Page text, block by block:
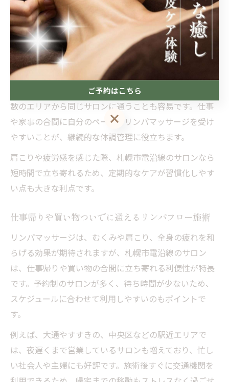
札幌市電沿線でリンパマッサージ通いが快適な理由
札幌市電沿線は、都心部から住宅地まで幅広くカバーし
ているため、通勤や買い物のついでに立ち寄りやすい立
地が魅力です。駅近サロンが多く、天候が悪い日でもア
クセスしやすい点が、忙しい方や高齢者にも好評です。
さらに、札幌市電は市内中心部を循環しているため、複
数のエリアから同じサロンに通うことも容易です。仕事
や家事の合間に自分のペースでリンパマッサージを受け
やすいことが、継続的な体調管理に役立ちます。
肩こりや疲労感を感じた際、札幌市電沿線のサロンなら
短時間で立ち寄れるため、定期的なケアが習慣化しやす
い点も大きな利点です。
仕事帰りや買い物ついでに通えるリンパフロー施術
リンパマッサージは、むくみや肩こり、全身の疲れを和
らげる効果が期待されますが、札幌市電沿線のサロン
は、仕事帰りや買い物の合間に立ち寄れる利便性が特長
です。予約制のサロンが多く、待ち時間が少ないため、
スケジュールに合わせて利用しやすいのもポイントで
す。
例えば、大通やすすきの、中央区などの駅近エリアで
は、夜遅くまで営業しているサロンも増えており、忙し
い社会人や主婦にも好評です。施術後すぐに交通機関を
ご予約はこちら
ご予約はこちら